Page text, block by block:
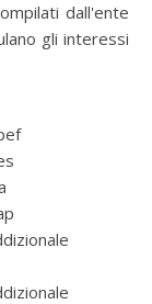
dall'ente
gli interessi